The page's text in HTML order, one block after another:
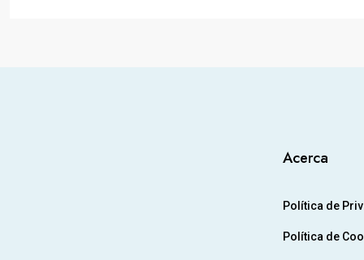
Acerca
Política de
Política de